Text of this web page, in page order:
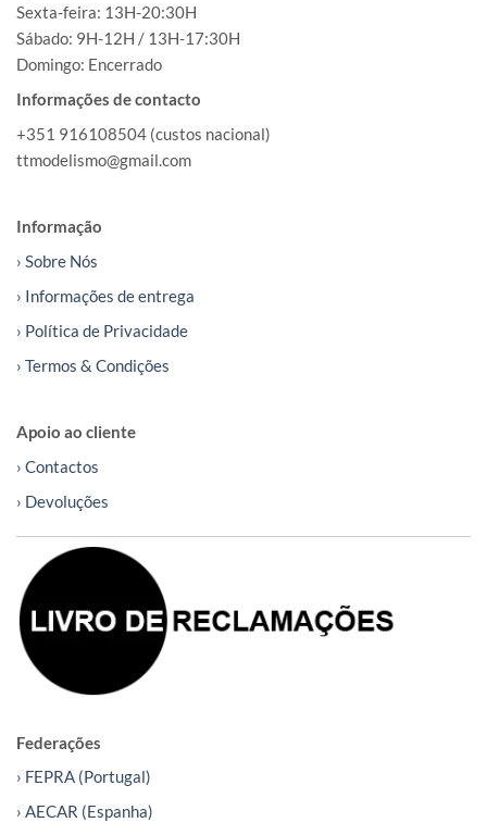
Sexta-feira: 13H-20:30H
Sábado: 9H-12H / 13H-17:30H
Domingo: Encerrado
Informações de contacto
+351 916108504 (custos nacional)
ttmodelismo@gmail.com
Informação
› Sobre Nós
› Informações de entrega
› Política de Privacidade
› Termos & Condições
Apoio ao cliente
› Contactos
› Devoluções
Federações
› FEPRA (Portugal)
› AECAR (Espanha)